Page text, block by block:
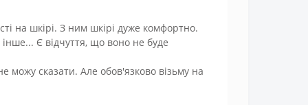
на шкірі. З ним шкірі дуже комфортно.
Є відчуття, що воно не буде
можу сказати. Але обов'язково візьму на